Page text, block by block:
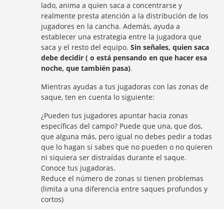
lado, anima a quien saca a concentrarse y
realmente presta atención a la distribución de los
jugadores en la cancha. Además, ayuda a
establecer una estrategia entre la jugadora que
saca y el resto del equipo.Sin señales, quien saca
debe decidir ( o está pensando en que hacer esa
noche, que también pasa).
Mientras ayudas a tus jugadoras con las zonas de
saque, ten en cuenta lo siguiente:
¿Pueden tus jugadores apuntar hacia zonas
específicas del campo? Puede que una, que dos,
que alguna más, pero igual no debes pedir a todas
que lo hagan si sabes que no pueden o no quieren
ni siquiera ser distraídas durante el saque.
Conoce tus jugadoras.
Reduce el número de zonas si tienen problemas
(limita a una diferencia entre saques profundos y
cortos)